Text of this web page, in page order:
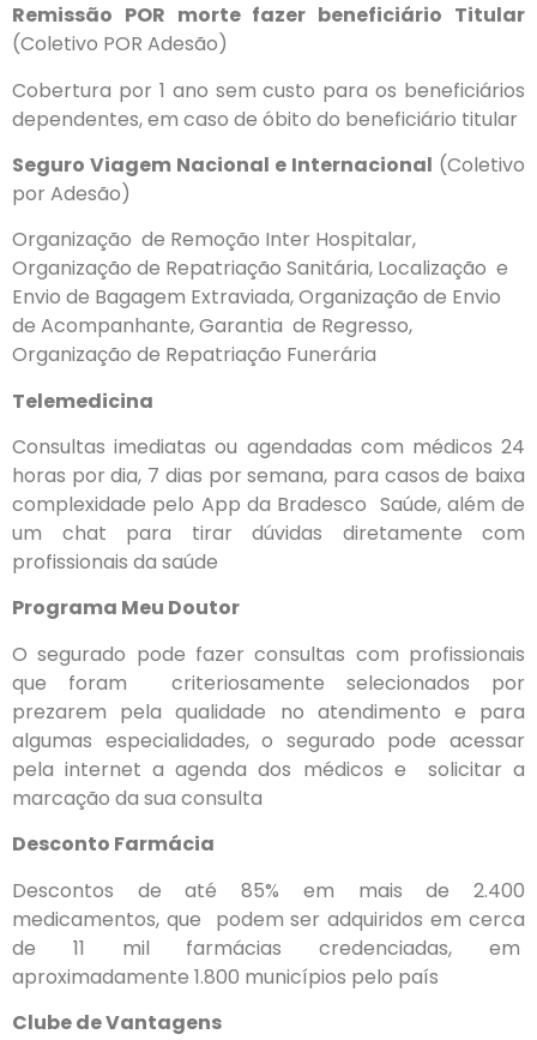
Remissão POR morte fazer beneficiário Titular
(Coletivo POR Adesão)
Cobertura por 1 ano sem custo para os beneficiários
dependentes, em caso de óbito do beneficiário titular
Seguro Viagem Nacional e Internacional (Coletivo
por Adesão)
Organização de Remoção Inter Hospitalar,
Organização de Repatriação Sanitária, Localização e
Envio de Bagagem Extraviada, Organização de Envio
de Acompanhante, Garantia de Regresso,
Organização de Repatriação Funerária
Telemedicina
Consultas imediatas ou agendadas com médicos 24
horas pordia, 7 dias por semana, para casos de baixa
complexidade pelo App da Bradesco Saúde, além de
um chat para tirar dúvidas diretamente com
profissionais da saúde
Programa Meu Doutor
O segurado pode fazer consultas com profissionais
que foram criteriosamente selecionados por
prezarem pela qualidade no atendimento e para
algumas especialidades, o segurado pode acessar
pela internet a agenda dos médicos e solicitar a
marcação da sua consulta
Desconto Farmácia
Descontos de até 85% em mais de 2.400
medicamentos, que podem ser adquiridos em cerca
de 11 mil farmácias credenciadas, em
aproximadamente 1.800 municípios pelo país
Clube de Vantagens